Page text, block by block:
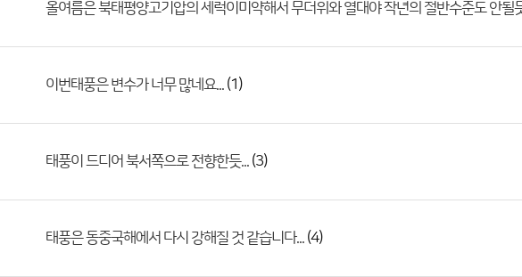
올여름은 북태평양고기압의 세럭이미약해서 무더위와 열대야 작년의 절반수준도 안될
이번태풍은 변수가 너무 많네요... (1)
태풍이 드디어 북서쪽으로 전향한듯... (3)
태풍은 동중국해에서 다시 강해질 것 같습니다... (4)